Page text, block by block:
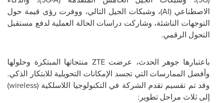
الاصطناعي (AI
)، وشبكات الجيل التالي، ووفرت رؤى قيمة حول
التوجهات الناشئة، وشاركت دراسات الحالة العملية لدفع مستقبل
التحول الرقمي.
باعتبارها جوهر الحدث، عرضتZTE منتجاتها المبتكرة وحلولها
وأفضل الممارسات التي تجسد الإمكانات التحويلية للابتكار الذكي.
وقد تم تقسيم تقدم الشركة في التكنولوجيا اللاسلكية (wireless
)
إلى ثلاث مراحل تطوير: